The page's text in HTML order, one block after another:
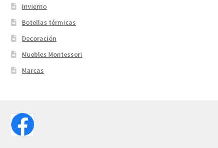
Invierno
Botellas térmicas
Decoración
Muebles Montessori
Marcas